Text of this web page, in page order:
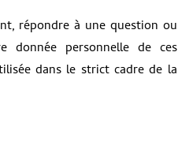
répondre à une question ou
donnée personnelle de ces
dans le strict cadre de la